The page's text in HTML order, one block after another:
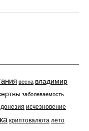
весна владимир
заболеваемость
исчезновение
криптовалюта лето